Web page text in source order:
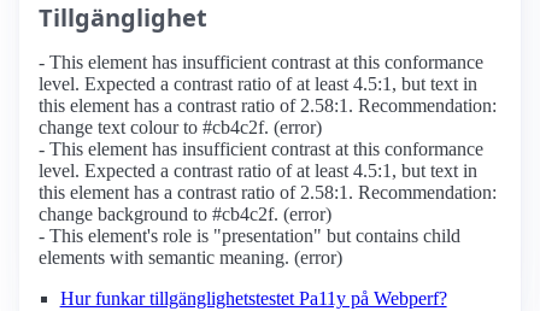
Tillgänglighet
- This element has insufficient contrast at this conformance
level. Expected a contrast ratio of at least 4.5:1, but text in
this element has a contrast ratio of 2.58:1. Recommendation:
change text colour to #cb4c2f. (error)
- This element has insufficient contrast at this conformance
level. Expected a contrast ratio of at least 4.5:1, but text in
this element has a contrast ratio of 2.58:1. Recommendation:
change background to #cb4c2f. (error)
- This element's role is "presentation" but contains child
elements with semantic meaning. (error)
Hur funkar tillgänglighetstestet Pa11y på Webperf?